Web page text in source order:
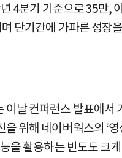
4분기 기준으로 35만,
단기간에 가파른 성장
이날 컨퍼런스 발표에서
을 위해 네이버웍스의 ‘영
을 활용하는 빈도도 크